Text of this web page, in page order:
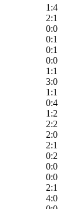
1:4
2:1
0:0
0:1
0:1
0:0
1:1
3:0
1:1
0:4
1:2
2:2
2:0
2:1
0:2
0:0
0:0
2:1
4:0